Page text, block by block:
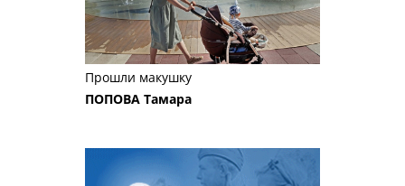
Прошли макушку
ПОПОВА Тамара